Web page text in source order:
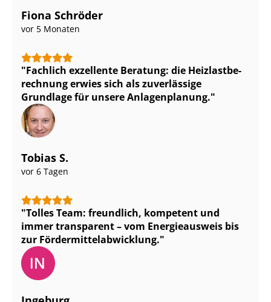
Fiona Schröder
vor 5 Monaten
Fachlich exzellente Beratung: die Heiz­last­be­
rech­nung erwies sich als zuverlässige
Grundlage für unsere Anlagenplanung.
Tobias S.
vor 6 Tagen
Tolles Team: freundlich, kompetent und
immer transparent – vom Energieausweis bis
zur För­der­mit­tel­ab­wick­lung.